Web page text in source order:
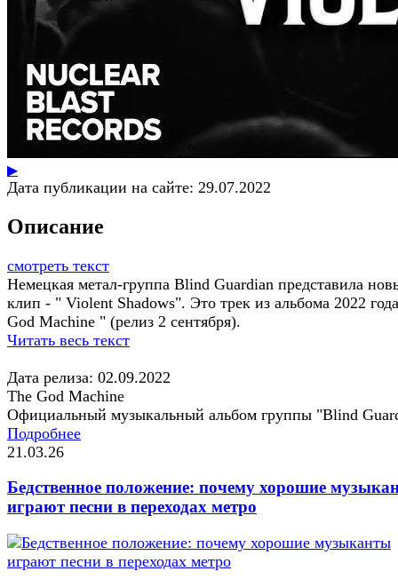
▶
Дата публикации на сайте: 29.07.2022
Описание
смотреть текст
Немецкая метал-группа Blind Guardian представила
клип - " Violent Shadows". Это трек из альбома 2022
God Machine " (релиз 2 сентября).
Читать весь текст
Дата релиза: 02.09.2022
The God Machine
Официальный музыкальный альбом группы "Blind
Подробнее
21.03.26
Бедственное положение: почему хорошие
играют песни в переходах метро